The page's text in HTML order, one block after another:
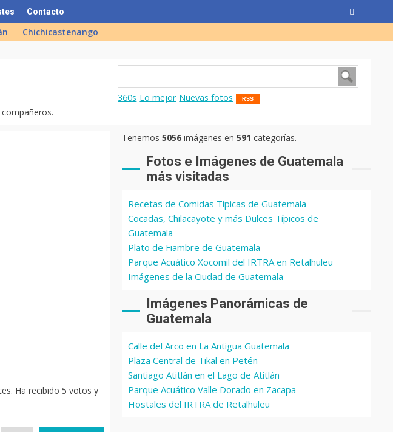
Contacto
Chichicastenango
360s Lo mejor Nuevas fotos RSS
Ha recibido 5 votos y
Tenemos5056 imágenes en591 categorías.
Fotos e Imágenes de Guatemala
más visitadas
Recetas de Comidas Típicas de Guatemala
Cocadas, Chilacayote y más Dulces Típicos de
Guatemala
Plato de Fiambre de Guatemala
Parque Acuático Xocomil del IRTRA en Retalhuleu
Imágenes de la Ciudad de Guatemala
Imágenes Panorámicas de
Guatemala
Calle del Arco en La Antigua Guatemala
Plaza Central de Tikal en Petén
Santiago Atitlán en el Lago de Atitlán
Parque Acuático Valle Dorado en Zacapa
Hostales del IRTRA de Retalhuleu